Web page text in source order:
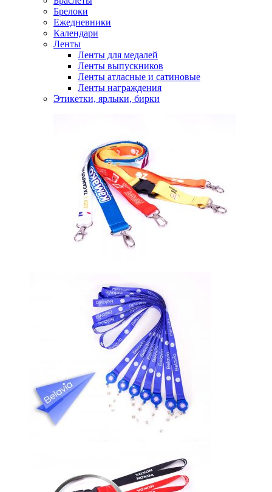
Брелоки
Ежедневники
Календари
Ленты
Ленты для медалей
Ленты выпускников
Ленты атласные и сатиновые
Ленты награждения
Этикетки, ярлыки, бирки